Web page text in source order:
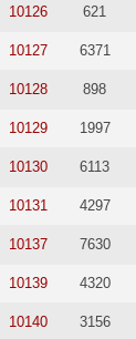
10126 621
10127 6371
10128 898
10129 1997
10130 6113
10131 4297
10137 7630
10139 4320
10140 3156